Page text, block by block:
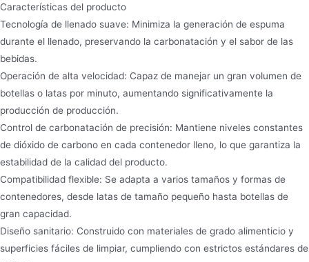
Características del producto
Tecnología de llenado suave: Minimiza la generación de espuma
durante el llenado, preservando la carbonatación y el sabor de las
bebidas.
Operación de alta velocidad: Capaz de manejar un gran volumen de
botellas o latas por minuto, aumentando significativamente la
producción de producción.
Control de carbonatación de precisión: Mantiene niveles constantes
de dióxido de carbono en cada contenedor lleno, lo que garantiza la
estabilidad de la calidad del producto.
Compatibilidad flexible: Se adapta a varios tamaños y formas de
contenedores, desde latas de tamaño pequeño hasta botellas de
gran capacidad.
Diseño sanitario: Construido con materiales de grado alimenticio y
superficies fáciles de limpiar, cumpliendo con estrictos estándares de